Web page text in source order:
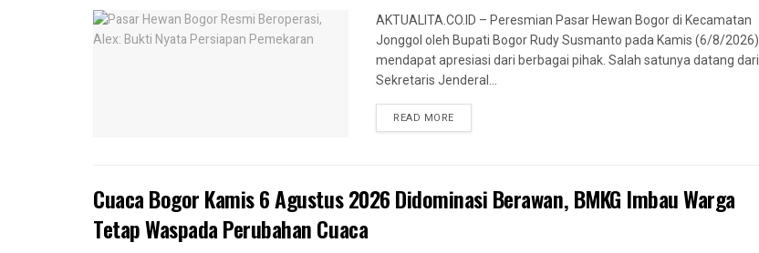
AKTUALITA.CO.ID – Peresmian Pasar Hewan Bogor di Kecamatan
Jonggol oleh Bupati Bogor Rudy Susmanto pada Kamis (6/8/2026)
mendapat apresiasi dari berbagai pihak. Salah satunya datang dari
Sekretaris Jenderal...
READ MORE
Cuaca Bogor Kamis 6 Agustus 2026 Didominasi Berawan, BMKG Imbau Warga
Tetap Waspada Perubahan Cuaca